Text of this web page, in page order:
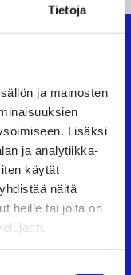
Tietoja
ja mainosten
Lisäksi
ja analytiikka-
käytät
näitä
heille tai joita on
ry
, vaate- ja
tarjoaa
joita